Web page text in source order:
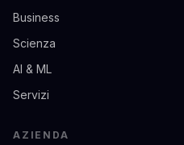
Business
Scienza
AI & ML
Servizi
AZIENDA